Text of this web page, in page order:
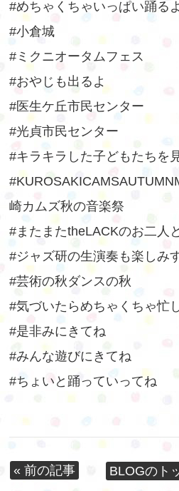
#めちゃくちゃいっぱい踊るよ
#小倉城
#ミクニオータムフェス
#おやじも出るよ
#医生ケ丘市民センター
#光貞市民センター
#キラキラした子どもたちを
崎カムズ秋の音楽祭
#またまたtheLACKのお二人
#ジャズ研の生演奏も楽しみ
#芸術の秋ダンスの秋
#気づいたらめちゃくちゃ忙
#是非みにきてね
#みんな遊びにきてね
#ちょいと踊っていってね
BLOGのト
« 前の記事